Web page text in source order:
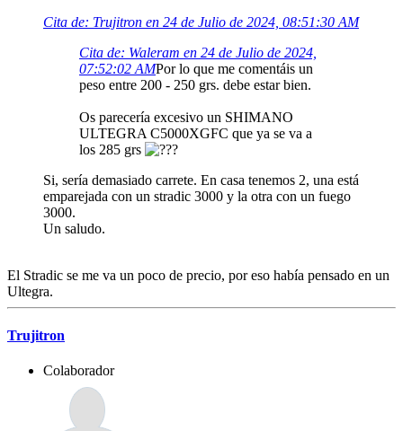
Cita de: Trujitron en 24 de Julio de 2024, 08:51:30 AM
Cita de: Waleram en 24 de Julio de 2024,
07:52:02 AMPor lo que me comentáis un
peso entre 200 - 250 grs. debe estar bien.
Os parecería excesivo un SHIMANO
ULTEGRA C5000XGFC que ya se va a
los 285 grs
Si, sería demasiado carrete. En casa tenemos 2, una está
emparejada con un stradic 3000 y la otra con un fuego
3000.
Un saludo.
El Stradic se me va un poco de precio, por eso había pensado en un
Ultegra.
Trujitron
Colaborador